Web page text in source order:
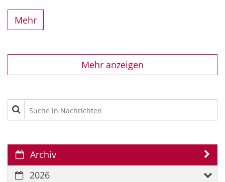
Mehr
Mehr anzeigen
Suche in Nachrichten
Archiv
2026